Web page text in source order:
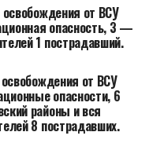
от ВСУ
опасность, 3 —
1 пострадавший.
от ВСУ
опасности, 6
районы и вся
8 пострадавших.